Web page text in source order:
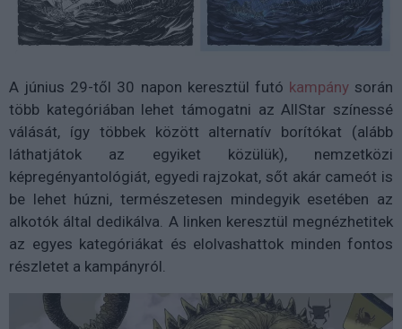
A június 29-től 30 napon keresztül futó kampánysorán
több kategóriában lehet támogatni az AllStar színessé
válását, így többek között alternatív borítókat (alább
láthatjátok az egyiket közülük), nemzetközi
képregényantológiát, egyedi rajzokat, sőt akár cameót is
be lehet húzni, természetesen mindegyik esetében az
alkotók által dedikálva. A linken keresztül megnézhetitek
az egyes kategóriákat és elolvashattok minden fontos
részletet a kampányról.